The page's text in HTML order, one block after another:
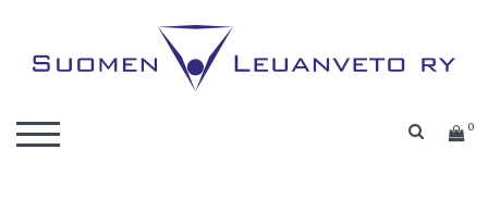
content
Suomen Leuanveto ry
TOGGLE MOBILE MENU
0